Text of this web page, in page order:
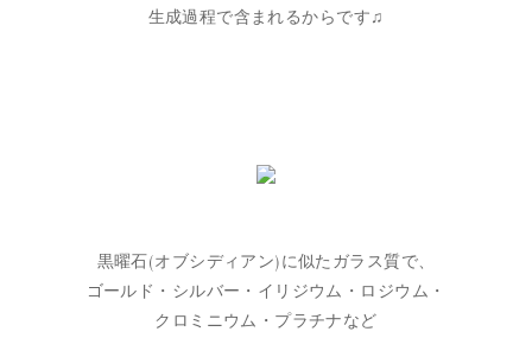
生成過程で含まれるからです♫
黒曜石(オブシディアン)に似たガラス質で、
ゴールド・シルバー・イリジウム・ロジウム・
クロミニウム・プラチナなど